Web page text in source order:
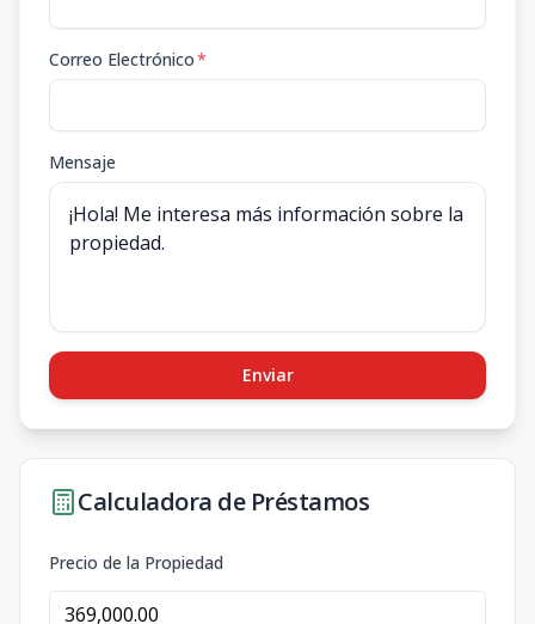
Correo Electrónico*
Mensaje
Enviar
Calculadora de Préstamos
Precio de la Propiedad